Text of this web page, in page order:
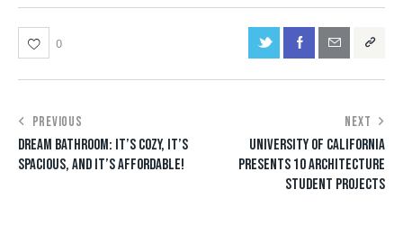
0
PREVIOUS
DREAM BATHROOM: IT’S COZY, IT’S
SPACIOUS, AND IT’S AFFORDABLE!
NEXT
UNIVERSITY OF CALIFORNIA
PRESENTS 10 ARCHITECTURE
STUDENT PROJECTS